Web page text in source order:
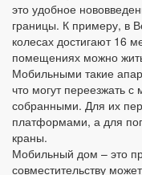
это удобное
границы. К примеру, в
колесах достигают 16
помещениях можно
Мобильными такие
что могут переезжать с
собранными. Для их
платформами, а для
краны.
Мобильный дом – это
совместительству